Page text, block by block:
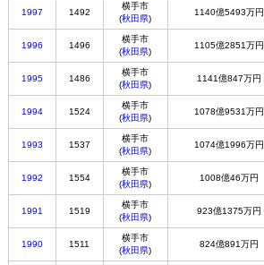
1997 1492
横手市
(秋田県)
1140億5493万円
1996 1496
横手市
(秋田県)
1105億2851万円
1995 1486
横手市
(秋田県)
1141億847万円
1994 1524
横手市
(秋田県)
1078億9531万円
1993 1537
横手市
(秋田県)
1074億1996万円
1992 1554
横手市
(秋田県)
1008億46万円
1991 1519
横手市
(秋田県)
923億1375万円
1990 1511
横手市
(秋田県)
824億891万円